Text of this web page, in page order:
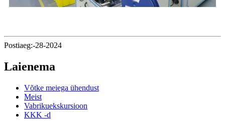
Postiaeg:-28-2024
Laienema
Võtke meiega ühendust
Meist
Vabrikuekskursioon
KKK -d